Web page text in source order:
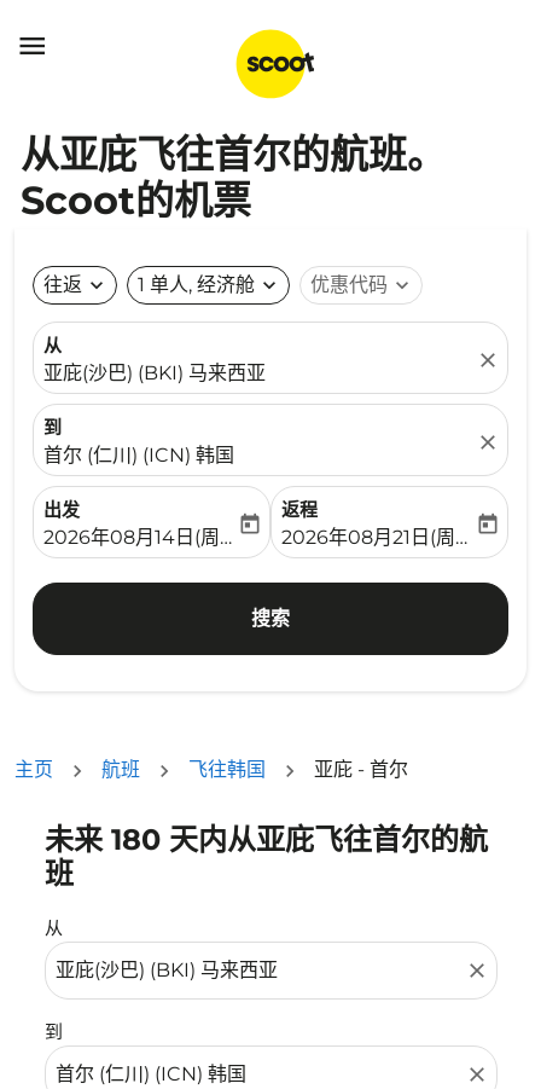

从亚庇飞往首尔的航班。
Scoot的机票
往返 expand_more 1 单人, 经济舱 expand_more 优惠代码 expand_more
从
亚庇(沙巴) (BKI) 马来西亚
close
到
首尔 (仁川) (ICN) 韩国
close
出发
fc-booking-departure-date-aria-label
2026年08月14日(周五)
today
返程
fc-booking-return-date-
2026年08月21日(周五)
today
搜索
主页 航班 飞往韩国 亚庇 - 首尔
未来 180 天内从亚庇飞往首尔的航
班
从
close
到
close
没有符合您的筛选条件的机票。请调整您的筛选条件。